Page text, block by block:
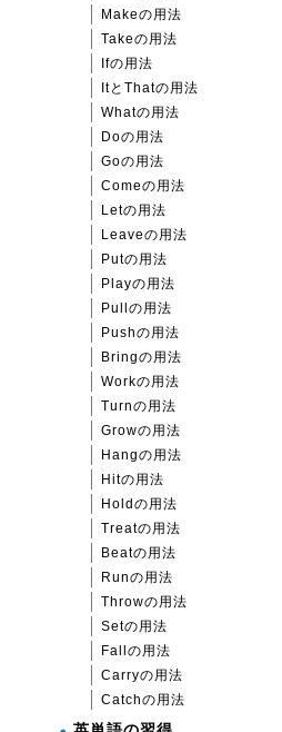
Makeの用法
Takeの用法
Ifの用法
ItとThatの用法
Whatの用法
Doの用法
Goの用法
Comeの用法
Letの用法
Leaveの用法
Putの用法
Playの用法
Pullの用法
Pushの用法
Bringの用法
Workの用法
Turnの用法
Growの用法
Hangの用法
Hitの用法
Holdの用法
Treatの用法
Beatの用法
Runの用法
Throwの用法
Setの用法
Fallの用法
Carryの用法
Catchの用法